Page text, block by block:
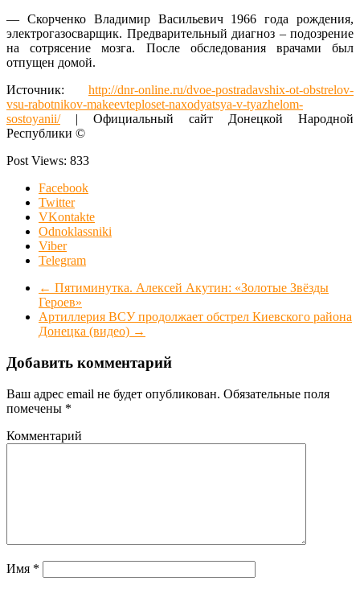
— Скорченко Владимир Васильевич 1966 года рождения,
электрогазосварщик. Предварительный диагноз – подозрение
на сотрясение мозга. После обследования врачами был
отпущен домой.
Источник: http://dnr-online.ru/dvoe-postradavshix-ot-obstrelov-
vsu-rabotnikov-makeevteploset-naxodyatsya-v-tyazhelom-
sostoyanii/| Официальный сайт Донецкой Народной
Республики ©
Post Views: 833
Facebook
Twitter
VKontakte
Odnoklassniki
Viber
Telegram
← Пятиминутка. Алексей Акутин: «Золотые Звёзды
Героев»
Артиллерия ВСУ продолжает обстрел Киевского района
Донецка (видео) →
Добавить комментарий
Ваш адрес email не будет опубликован. Обязательные поля
помечены *
Комментарий
Имя *